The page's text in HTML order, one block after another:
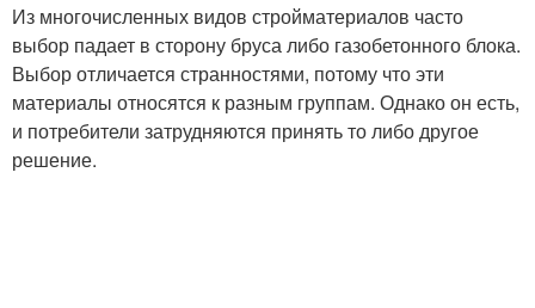
Из многочисленных видов стройматериалов часто
выбор падает в сторону бруса либо газобетонного блока.
Выбор отличается странностями, потому что эти
материалы относятся к разным группам. Однако он есть,
и потребители затрудняются принять то либо другое
решение.